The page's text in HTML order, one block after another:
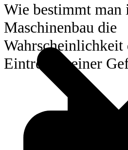
Wie bestimmt man
Maschinenbau die
Wahrscheinlichkeit
Eintretens einer